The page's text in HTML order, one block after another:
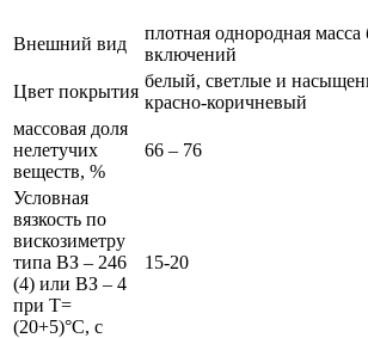
Внешний вид
плотная однородная масса
включений
Цвет покрытия
белый, светлые и
красно-коричневый
массовая доля
нелетучих
веществ, %
66 – 76
Условная
вязкость по
вискозиметру
типа ВЗ – 246
(4) или ВЗ – 4
при Т=
(20+5)°С, с
15-20